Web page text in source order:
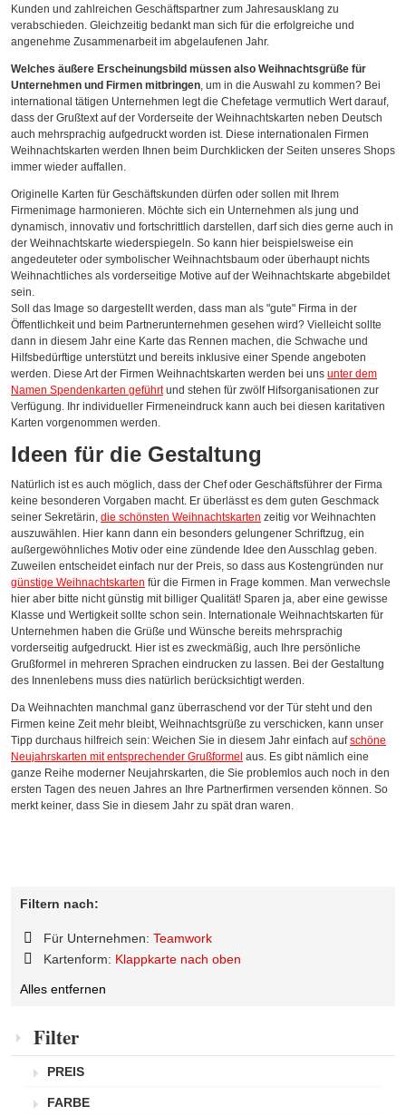
Kunden und zahlreichen Geschäftspartner zum Jahresausklang zu
verabschieden. Gleichzeitig bedankt man sich für die erfolgreiche und
angenehme Zusammenarbeit im abgelaufenen Jahr.
Welches äußere Erscheinungsbild müssen also Weihnachtsgrüße für
Unternehmen und Firmen mitbringen, um in die Auswahl zu kommen? Bei
international tätigen Unternehmen legt die Chefetage vermutlich Wert darauf,
dass der Grußtext auf der Vorderseite der Weihnachtskarten neben Deutsch
auch mehrsprachig aufgedruckt worden ist. Diese internationalen Firmen
Weihnachtskarten werden Ihnen beim Durchklicken der Seiten unseres Shops
immer wieder auffallen.
Originelle Karten für Geschäftskunden dürfen oder sollen mit Ihrem
Firmenimage harmonieren. Möchte sich ein Unternehmen als jung und
dynamisch, innovativ und fortschrittlich darstellen, darf sich dies gerne auch in
der Weihnachtskarte wiederspiegeln. So kann hier beispielsweise ein
angedeuteter oder symbolischer Weihnachtsbaum oder überhaupt nichts
Weihnachtliches als vorderseitige Motive auf der Weihnachtskarte abgebildet
sein.
Soll das Image so dargestellt werden, dass man als "gute" Firma in der
Öffentlichkeit und beim Partnerunternehmen gesehen wird? Vielleicht sollte
dann in diesem Jahr eine Karte das Rennen machen, die Schwache und
Hilfsbedürftige unterstützt und bereits inklusive einer Spende angeboten
werden. Diese Art der Firmen Weihnachtskarten werden bei uns unter dem
Namen Spendenkarten geführtund stehen für zwölf Hifsorganisationen zur
Verfügung. Ihr individueller Firmeneindruck kann auch bei diesen karitativen
Karten vorgenommen werden.
Ideen für die Gestaltung
Natürlich ist es auch möglich, dass der Chef oder Geschäftsführer der Firma
keine besonderen Vorgaben macht. Er überlässt es dem guten Geschmack
seiner Sekretärin, die schönsten Weihnachtskarten zeitig vor Weihnachten
auszuwählen. Hier kann dann ein besonders gelungener Schriftzug, ein
außergewöhnliches Motiv oder eine zündende Idee den Ausschlag geben.
Zuweilen entscheidet einfach nur der Preis, so dass aus Kostengründen nur
günstige Weihnachtskarten für die Firmen in Frage kommen. Man verwechsle
hier aber bitte nicht günstig mit billiger Qualität! Sparen ja, aber eine gewisse
Klasse und Wertigkeit sollte schon sein. Internationale Weihnachtskarten für
Unternehmen haben die Grüße und Wünsche bereits mehrsprachig
vorderseitig aufgedruckt. Hier ist es zweckmäßig, auch Ihre persönliche
Grußformel in mehreren Sprachen eindrucken zu lassen. Bei der Gestaltung
des Innenlebens muss dies natürlich berücksichtigt werden.
Da Weihnachten manchmal ganz überraschend vor der Tür steht und den
Firmen keine Zeit mehr bleibt, Weihnachtsgrüße zu verschicken, kann unser
Tipp durchaus hilfreich sein: Weichen Sie in diesem Jahr einfach aufschöne
Neujahrskarten mit entsprechender Grußformel aus. Es gibt nämlich eine
ganze Reihe moderner Neujahrskarten, die Sie problemlos auch noch in den
ersten Tagen des neuen Jahres an Ihre Partnerfirmen versenden können. So
merkt keiner, dass Sie in diesem Jahr zu spät dran waren.
Filtern nach:
Für Unternehmen: Teamwork
Diesen
entfernen
Kartenform: Klappkarte nach oben
Artikel
Alles entfernen
Filter
PREIS
FARBE